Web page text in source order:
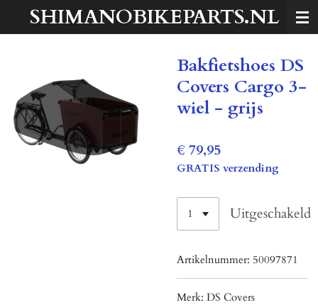
SHIMANOBIKEPARTS.NL
Bakfietshoes DS
Covers Cargo 3-
wiel - grijs
€ 79,95
GRATIS verzending
Uitgeschakeld
Artikelnummer: 50097871
Merk: DS Covers